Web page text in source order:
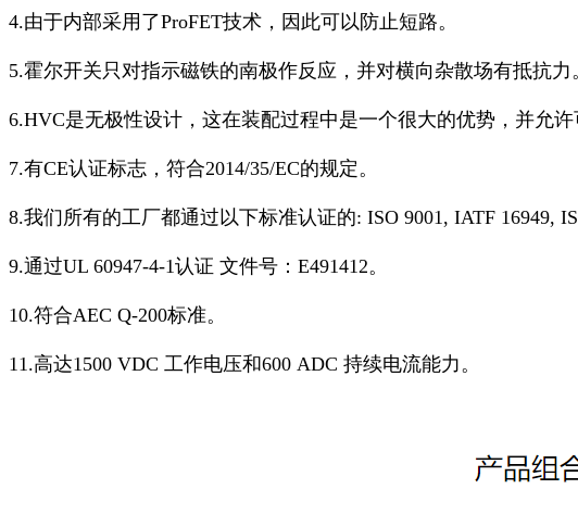
4.由于内部采用了ProFET技术，因此可以防止短路。
5.霍尔开关只对指示磁铁的南极作反应，并对横向杂散场有抵抗力
6.HVC是无极性设计，这在装配过程中是一个很大的优势，并允
7.有CE认证标志，符合2014/35/EC的规定。
8.我们所有的工厂都通过以下标准认证的: ISO 9001, IATF 16949,
9.通过UL 60947-4-1认证 文件号：E491412。
10.符合AEC Q-200标准。
11.高达1500 VDC 工作电压和600 ADC 持续电流能力。